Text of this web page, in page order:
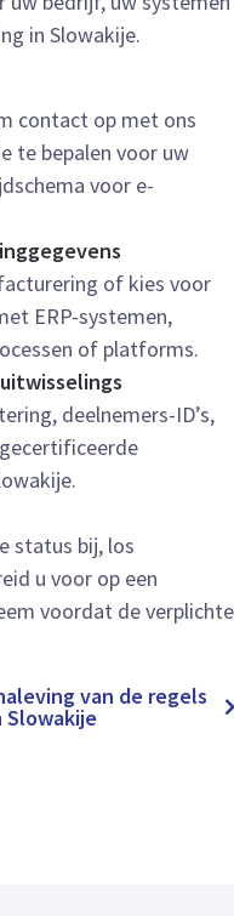
in Slowakije.
contact op met ons
te bepalen voor uw
voor e-
of kies voor
ERP-systemen,
of platforms.
deelnemers-ID’s,
status bij, los
u voor op een
voordat de verplichte
van de regels